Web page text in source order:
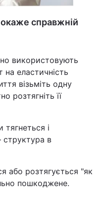
справжній
використовують
еластичність
візьміть одну
розтягніть її
і
структура в
або розтягується "як
пошкоджене.